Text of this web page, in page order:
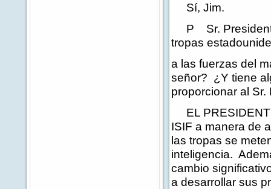
Sí, Jim.
P Sr.
tropas
a las fuerzas del
señor? ¿Y tiene
proporcionar al
EL
ISIF a manera de
las tropas se
inteligencia.
cambio
a desarrollar sus